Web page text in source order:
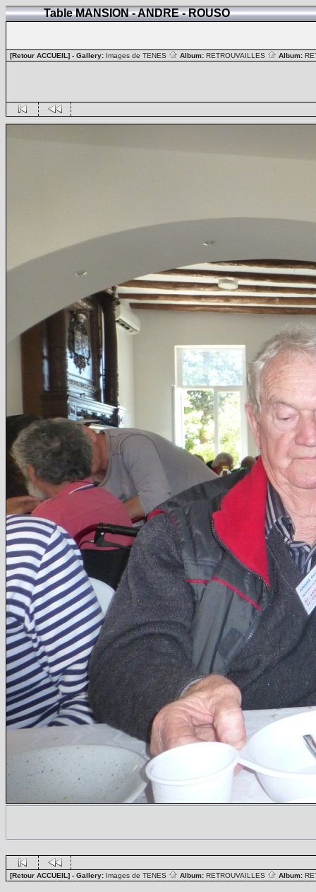
Table MANSION - ANDRE - ROUSO
[Retour ACCUEIL] - Gallery: Images de TENES Album: RETROUVAILLES Album:
[Retour ACCUEIL] - Gallery: Images de TENES Album: RETROUVAILLES Album: